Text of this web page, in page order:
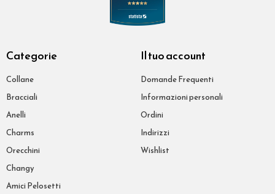
Categorie
Collane
Bracciali
Anelli
Charms
Orecchini
Changy
Amici Pelosetti
Il tuo account
Domande Frequenti
Informazioni personali
Ordini
Indirizzi
Wishlist